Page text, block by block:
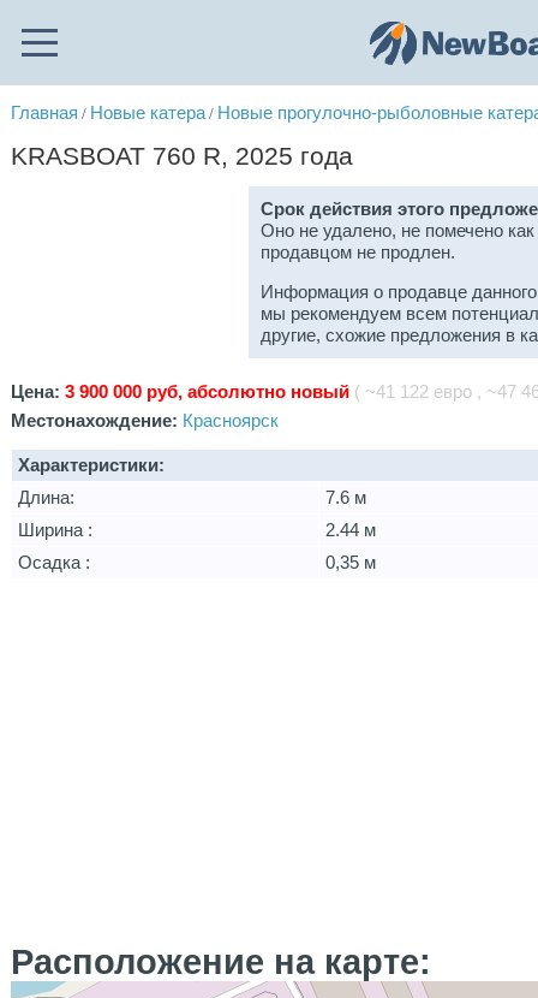
Главная / Новые катера/ Новые прогулочно-рыболовные
KRASBOAT 760 R, 2025 года
Срок действия этого
Оно не удалено, не помечено
продавцом не продлен.
Информация о продавце
мы рекомендуем всем
другие, схожие предложения в
Цена:3 900 000 руб, абсолютно новый ( ~41 122 евро , ~47
Местонахождение: Красноярск
Характеристики:
Длина:
7.6 м
Ширина :
2.44 м
Осадка :
0,35 м
Расположение на карте: